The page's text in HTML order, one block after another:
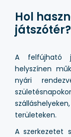
Hol
játszótér?
A felfújható
helyszínen
nyári
területeken.
A szerkezetet